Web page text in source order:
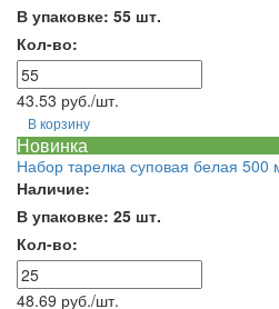
В упаковке: 55 шт.
Кол-во:
43.53 руб./шт.
В корзину
Новинка
Набор тарелка суповая белая
Наличие:
В упаковке: 25 шт.
Кол-во:
48.69 руб./шт.